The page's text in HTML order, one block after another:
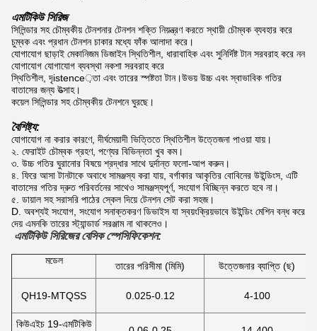
এমটিকিউ সিরিজ
সিলিন্ডার সহ চৌম্বকীয় টেনশনার টেনশন শক্তি নিয়ন্ত্রণ করতে স্থায়ী চৌম্বক ব্যবহার করে
চুম্বক এবং প্রধান টেনশন চাকার মধ্যে ফাঁক আলাদা করে।
যোগাযোগ ছাড়াই মেকানিজম ডিজাইন স্থিতিশীল, ধারাবাহিক এবং সুনির্দিষ্ট টান সরবরাহ করে নন
যোগাযোগ যোগাযোগ ব্যবস্থা নকশা সরবরাহ করে
স্থিতিশীল, দৃistence়তা এবং তারের স্পষ্টতা টান।উভয় উচ্চ এবং স্বাভাবিক গতির
বাতাসের জন্য উত্সাহ।
কয়েল সিলিন্ডার সহ চৌম্বকীয় টেনশনে ঘুরছে।
বৈশিষ্ট্য:
যোগাযোগ না করার কারণে, দীর্ঘমেয়াদী ভিত্তিতে স্থিতিশীল উত্তেজনা পাওয়া যায়।
২. ফেরাইট চৌম্বক গ্রহণ, পণ্যের বিভিন্নতা খুব কম।
৩. উচ্চ গতির ঘুরানোর বিষয়ে শ্রদ্ধার সাথে দুর্দান্ত ফলো-আপ করুন।
৪. ফিরে আসা টানটাকে অবাধে সামঞ্জস্য করা যায়, বর্গাকার আকৃতির বোবিনের উইন্ডিংস, এটি
বাতাসের গতির দ্রুত পরিবর্তনের সাথেও সামঞ্জস্যপূর্ণ, সংযোগ বিচ্ছিন্ন করতে হবে না।
৫. ডায়াল সহ সরাসরি পাঠের স্কেল দিয়ে টেনশন সেট করা সহজ।
D. অবশ্যই সংযোগ, সংযোগ সনাক্তকরণ ডিভাইস যা স্বয়ংক্রিয়ভাবে উইন্ডিং মেশিন বন্ধ করে
দেয় এমনকি তারের স্ট্যান্ডার্ড সরঞ্জাম না থাকলেও।
এমটিকিউ সিরিজের বেসিক স্পেসিফিকেশন:
মডেল তারের পরিসীমা (মিমি) উত্তেজনার ব্যাপ্তি (ছ)
QH19-MTQSS 0.025-0.12 4-100
কিউএইচ 19-এমটিকিউ